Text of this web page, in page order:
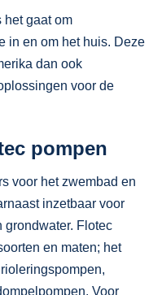
het gaat om
in en om het huis. Deze
dan ook
voor de
pompen
voor het zwembad en
inzetbaar voor
grondwater. Flotec
en maten; het
Voor